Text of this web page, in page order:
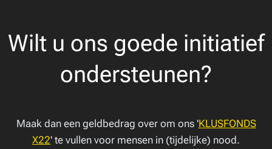
Wilt u ons goede initiatief
ondersteunen?
Maak dan een geldbedrag over om ons 'KLUSFONDS
X22' te vullen voor mensen in (tijdelijke) nood.